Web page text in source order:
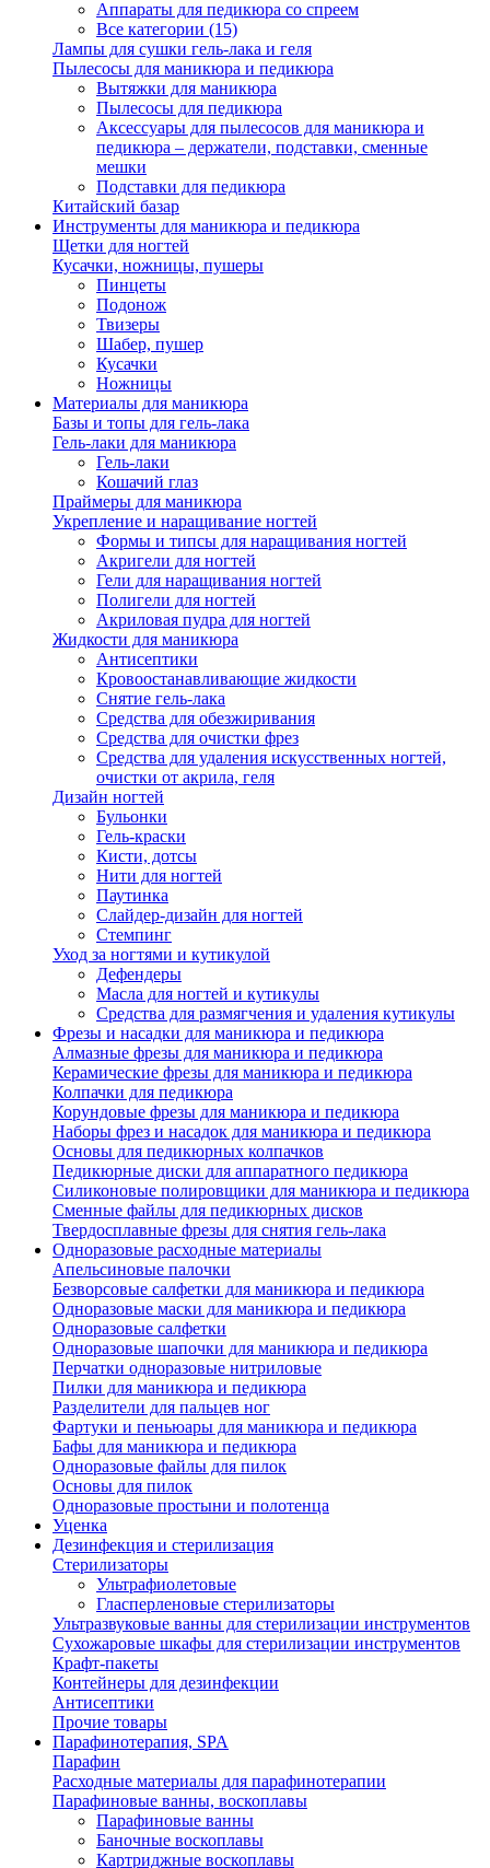
Аппараты для педикюра со спреем
Все категории (15)
Лампы для сушки гель-лака и геля
Пылесосы для маникюра и педикюра
Вытяжки для маникюра
Пылесосы для педикюра
Аксессуары для пылесосов для маникюра и
педикюра – держатели, подставки, сменные
мешки
Подставки для педикюра
Китайский базар
Инструменты для маникюра и педикюра
Щетки для ногтей
Кусачки, ножницы, пушеры
Пинцеты
Подонож
Твизеры
Шабер, пушер
Кусачки
Ножницы
Материалы для маникюра
Базы и топы для гель-лака
Гель-лаки для маникюра
Гель-лаки
Кошачий глаз
Праймеры для маникюра
Укрепление и наращивание ногтей
Формы и типсы для наращивания ногтей
Акригели для ногтей
Гели для наращивания ногтей
Полигели для ногтей
Акриловая пудра для ногтей
Жидкости для маникюра
Антисептики
Кровоостанавливающие жидкости
Снятие гель-лака
Средства для обезжиривания
Средства для очистки фрез
Средства для удаления искусственных ногтей,
очистки от акрила, геля
Дизайн ногтей
Бульонки
Гель-краски
Кисти, дотсы
Нити для ногтей
Паутинка
Слайдер-дизайн для ногтей
Стемпинг
Уход за ногтями и кутикулой
Дефендеры
Масла для ногтей и кутикулы
Средства для размягчения и удаления кутикулы
Фрезы и насадки для маникюра и педикюра
Алмазные фрезы для маникюра и педикюра
Керамические фрезы для маникюра и педикюра
Колпачки для педикюра
Корундовые фрезы для маникюра и педикюра
Наборы фрез и насадок для маникюра и педикюра
Основы для педикюрных колпачков
Педикюрные диски для аппаратного педикюра
Силиконовые полировщики для маникюра и педикюра
Сменные файлы для педикюрных дисков
Твердосплавные фрезы для снятия гель-лака
Одноразовые расходные материалы
Апельсиновые палочки
Безворсовые салфетки для маникюра и педикюра
Одноразовые маски для маникюра и педикюра
Одноразовые салфетки
Одноразовые шапочки для маникюра и педикюра
Перчатки одноразовые нитриловые
Пилки для маникюра и педикюра
Разделители для пальцев ног
Фартуки и пеньюары для маникюра и педикюра
Бафы для маникюра и педикюра
Одноразовые файлы для пилок
Основы для пилок
Одноразовые простыни и полотенца
Уценка
Дезинфекция и стерилизация
Стерилизаторы
Ультрафиолетовые
Гласперленовые стерилизаторы
Ультразвуковые ванны для стерилизации инструментов
Сухожаровые шкафы для стерилизации инструментов
Крафт-пакеты
Контейнеры для дезинфекции
Антисептики
Прочие товары
Парафинотерапия, SPA
Парафин
Расходные материалы для парафинотерапии
Парафиновые ванны, воскоплавы
Парафиновые ванны
Баночные воскоплавы
Картриджные воскоплавы